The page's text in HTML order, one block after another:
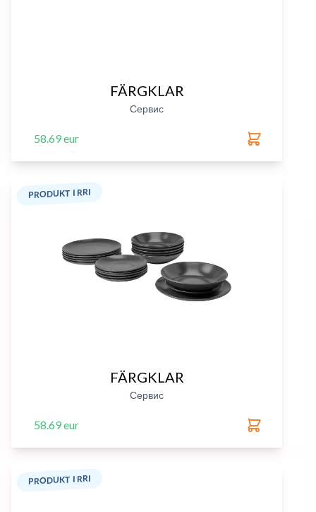
FÄRGKLAR
Сервис
58.69 eur
PRODUKT I RRI
FÄRGKLAR
Сервис
58.69 eur
PRODUKT I RRI